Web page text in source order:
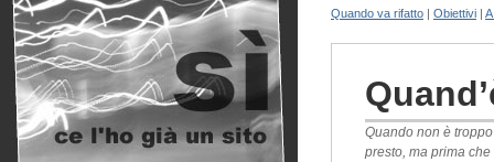
Quando va rifatto | Obiettivi |
Quando non è troppo
presto, ma prima che